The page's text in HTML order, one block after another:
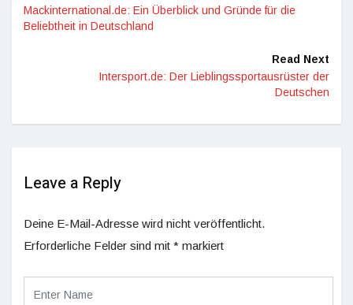
Mackinternational.de: Ein Überblick und Gründe für die
Beliebtheit in Deutschland
Read Next
Intersport.de: Der Lieblingssportausrüster der
Deutschen
Leave a Reply
Deine E-Mail-Adresse wird nicht veröffentlicht.
Erforderliche Felder sind mit * markiert